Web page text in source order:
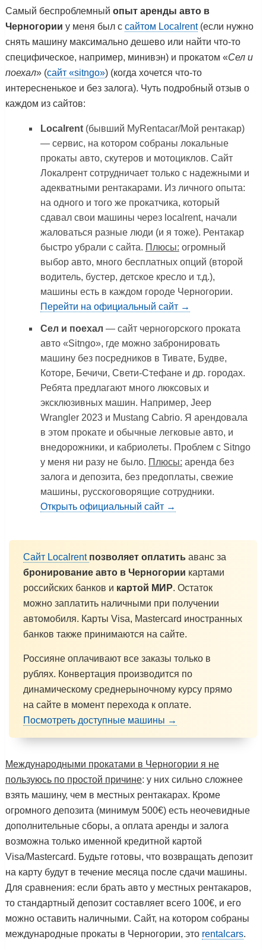
Самый беспроблемный опыт аренды авто в
Черногории у меня был с сайтом Localrent(если нужно
снять машину максимально дешево или найти что-то
специфическое, например, минивэн) и прокатом «Сел и
поехал» (сайт «sitngo») (когда хочется что-то
интересненькое и без залога). Чуть подробный отзыв о
каждом из сайтов:
Localrent (бывший MyRentacar/Мой рентакар)
— сервис, на котором собраны локальные
прокаты авто, скутеров и мотоциклов. Сайт
Локалрент сотрудничает только с надежными и
адекватными рентакарами. Из личного опыта:
на одного и того же прокатчика, который
сдавал свои машины через localrent, начали
жаловаться разные люди (и я тоже). Рентакар
быстро убрали с сайта. Плюсы: огромный
выбор авто, много бесплатных опций (второй
водитель, бустер, детское кресло и т.д.),
машины есть в каждом городе Черногории.
Перейти на официальный сайт →
Сел и поехал — сайт черногорского проката
авто «Sitngo», где можно забронировать
машину без посредников в Тивате, Будве,
Которе, Бечичи, Свети-Стефане и др. городах.
Ребята предлагают много люксовых и
эксклюзивных машин. Например, Jeep
Wrangler 2023 и Mustang Cabrio. Я арендовала
в этом прокате и обычные легковые авто, и
внедорожники, и кабриолеты. Проблем с Sitngo
у меня ни разу не было. Плюсы: аренда без
залога и депозита, без предоплаты, свежие
машины, русскоговорящие сотрудники.
Открыть официальный сайт →
Сайт Localrent позволяет оплатить аванс за
бронирование авто в Черногории картами
российских банков и картой МИР. Остаток
можно заплатить наличными при получении
автомобиля. Карты Visa, Mastercard иностранных
банков также принимаются на сайте.
Россияне оплачивают все заказы только в
рублях. Конвертация производится по
динамическому среднерыночному курсу прямо
на сайте в момент перехода к оплате.
Посмотреть доступные машины →
Международными прокатами в Черногории я не
пользуюсь по простой причине: у них сильно сложнее
взять машину, чем в местных рентакарах. Кроме
огромного депозита (минимум 500€) есть неочевидные
дополнительные сборы, а оплата аренды и залога
возможна только именной кредитной картой
Visa/Mastercard. Будьте готовы, что возвращать депозит
на карту будут в течение месяца после сдачи машины.
Для сравнения: если брать авто у местных рентакаров,
то стандартный депозит составляет всего 100€, и его
можно оставить наличными. Сайт, на котором собраны
международные прокаты в Черногории, это rentalcars.